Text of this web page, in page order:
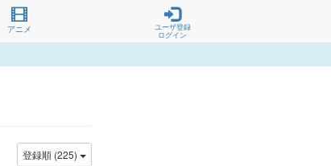
アニメ
ユーザ登録
ログイン
登録順 (225)